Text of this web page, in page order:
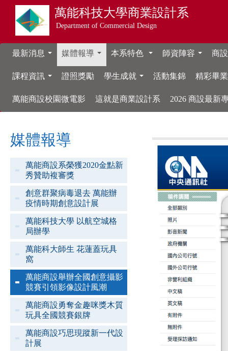
萬能科技大學商業設計系
Department of Commercial Design
最新消息 媒體報導 本系特色 師資陣容 商
課程資訊 證照獎勵 學生成就 活動集錦 精彩畢
萬能商設校園微電影 這就是商業設計系 2026 商設最新
媒體報導
萬能商設系榮獲2020金點新
秀贊助複審獎
創意群聚病毒退去 萬能辦
疫情時期創意設計展
萬能科技大學 以航空城格
局辦學
萬能科大師生 花蓮蓋玩具
窩
萬能商設舉辦全國創意攝影
競賽引領影像設計風潮
萬能商設勇奪金趣咪獎木質
玩具全國競賽銀牌
萬能商設巧思現蹤新一代設
計展